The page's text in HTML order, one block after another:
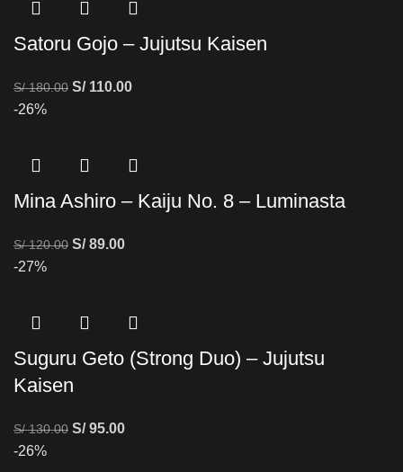
Satoru Gojo – Jujutsu Kaisen
S/180.00 S/110.00
-26%
Mina Ashiro – Kaiju No. 8 – Luminasta
S/120.00 S/89.00
-27%
Suguru Geto (Strong Duo) – Jujutsu
Kaisen
S/130.00 S/95.00
-26%